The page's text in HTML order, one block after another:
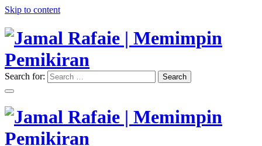
Skip to content
Jamal Rafaie | Memimpin
Pemikiran
"Memimpin Pemikiran"
Search for: Search